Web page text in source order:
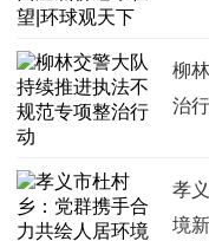
柳
治
孝
境